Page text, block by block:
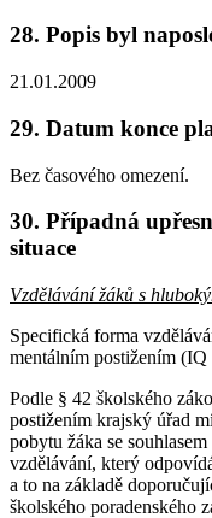
28. Popis byl
21.01.2009
29. Datum konce
Bez časového omezení.
30. Případná
situace
Vzdělávání žáků s
Specifická forma
mentálním postižením
Podle § 42 školského
postižením krajský úřad
pobytu žáka se
vzdělávání, který
a to na základě
školského poradenského